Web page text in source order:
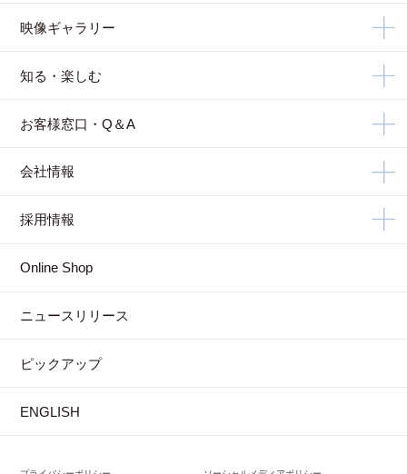
映像ギャラリー
知る・楽しむ
お客様窓口・Q＆A
会社情報
採用情報
Online Shop
ニュースリリース
ピックアップ
ENGLISH